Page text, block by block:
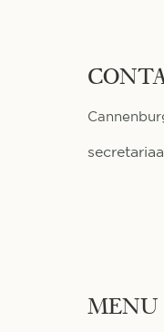
MENU